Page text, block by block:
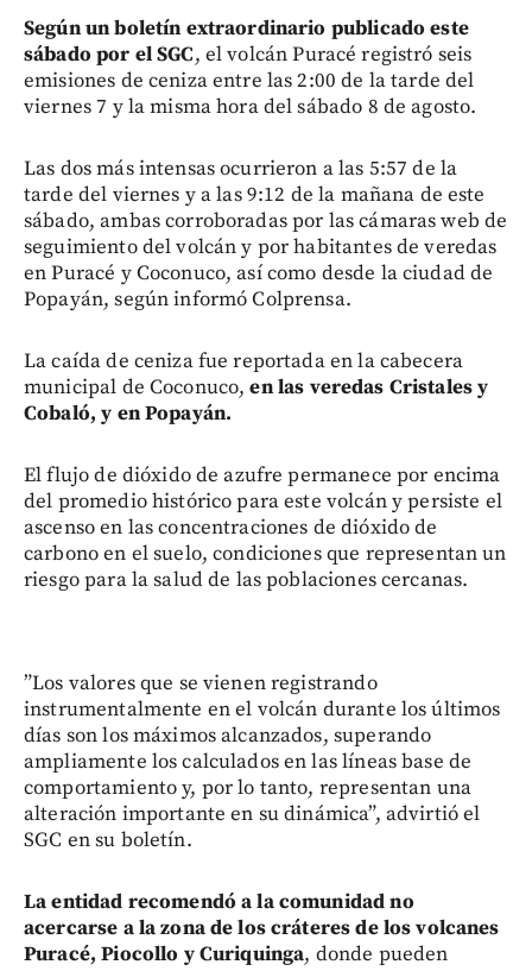
Según un boletín extraordinario publicado este
sábado por el SGC, el volcán Puracé registró seis
emisiones de ceniza entre las 2:00 de la tarde del
viernes 7 y la misma hora del sábado 8 de agosto.
Las dos más intensas ocurrieron a las 5:57 de la
tarde del viernes y a las 9:12 de la mañana de este
sábado, ambas corroboradas por las cámaras web de
seguimiento del volcán y por habitantes de veredas
en Puracé y Coconuco, así como desde la ciudad de
Popayán, según informó Colprensa.
La caída de ceniza fue reportada en la cabecera
municipal de Coconuco,en las veredas Cristales y
Cobaló, y en Popayán.
El flujo de dióxido de azufre permanece por encima
del promedio histórico para este volcán y persiste el
ascenso en las concentraciones de dióxido de
carbono en el suelo, condiciones que representan un
riesgo para la salud de las poblaciones cercanas.
”Los valores que se vienen registrando
instrumentalmente en el volcán durante los últimos
días son los máximos alcanzados, superando
ampliamente los calculados en las líneas base de
comportamiento y, por lo tanto, representan una
alteración importante en su dinámica”, advirtió el
SGC en su boletín.
La entidad recomendó a la comunidad no
acercarse a la zona de los cráteres de los volcanes
Puracé, Piocollo y Curiquinga, donde pueden